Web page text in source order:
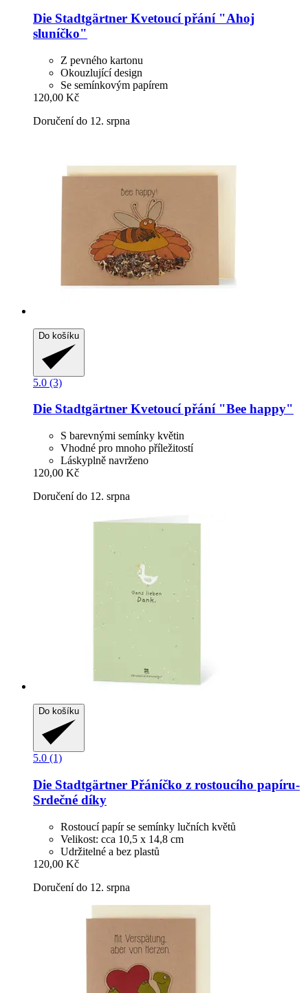
Die Stadtgärtner Kvetoucí přání "Ahoj
sluníčko"
Z pevného kartonu
Okouzlující design
Se semínkovým papírem
120,00 Kč
Doručení do 12. srpna
Do košíku
5.0 (3)
Die Stadtgärtner Kvetoucí přání "Bee happy"
S barevnými semínky květin
Vhodné pro mnoho příležitostí
Láskyplně navrženo
120,00 Kč
Doručení do 12. srpna
Do košíku
5.0 (1)
Die Stadtgärtner Přáníčko z rostoucího papíru-​
Srdečné díky
Rostoucí papír se semínky lučních květů
Velikost: cca 10,5 x 14,8 cm
Udržitelné a bez plastů
120,00 Kč
Doručení do 12. srpna